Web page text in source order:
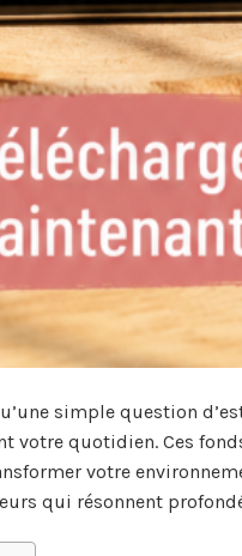
simple question
quotidien. Ces
votre
qui résonnent